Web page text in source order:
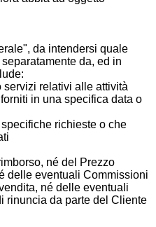
da intendersi quale
da, ed in
relativi alle attività
in una specifica data o
richieste o che
né del Prezzo
delle eventuali Commissioni
né delle eventuali
rinuncia da parte del Cliente